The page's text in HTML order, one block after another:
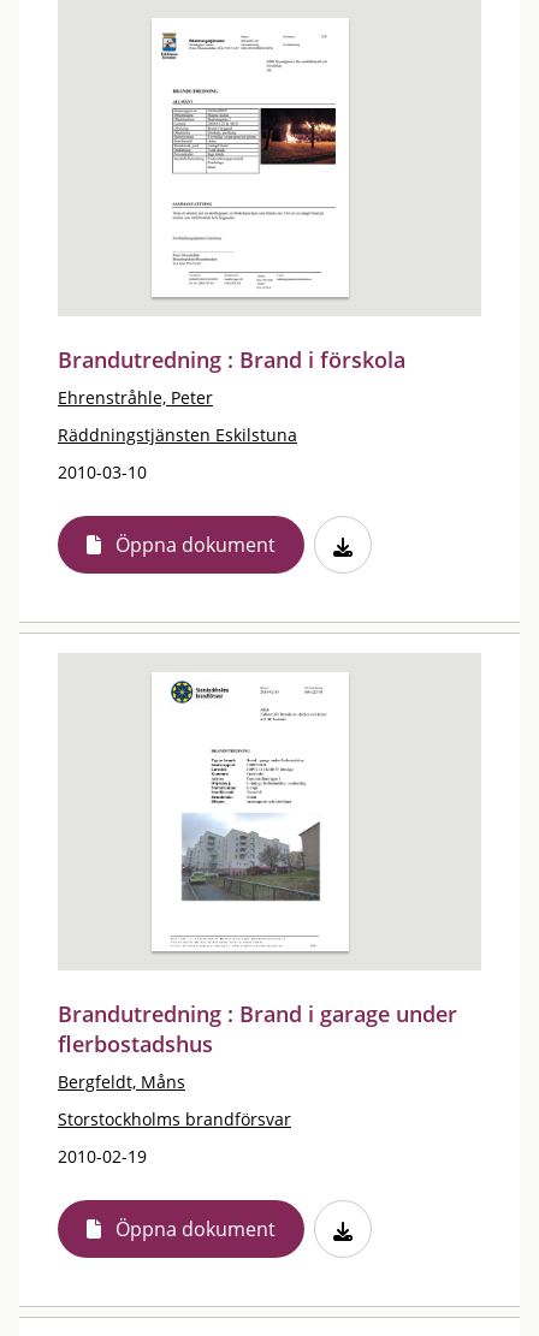
Brandutredning : Brand i förskola
Ehrenstråhle, Peter
Räddningstjänsten Eskilstuna
2010-03-10
Öppna dokument
Brandutredning : Brand i garage under
flerbostadshus
Bergfeldt, Måns
Storstockholms brandförsvar
2010-02-19
Öppna dokument